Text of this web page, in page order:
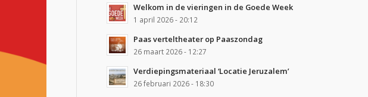
Welkom in de vieringen in de Goede Week
1 april 2026 - 20:12
Paas verteltheater op Paaszondag
26 maart 2026 - 12:27
Verdiepingsmateriaal ‘Locatie Jeruzalem’
26 februari 2026 - 18:30